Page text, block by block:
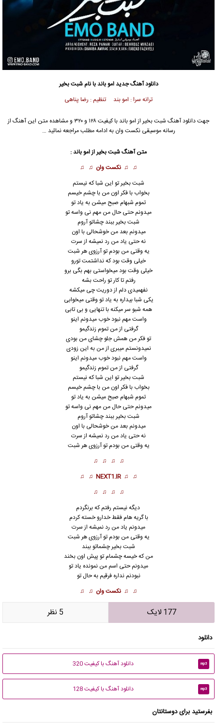
دانلود آهنگ جدیدامو باند با نام شبت بخیر
ترانه سرا : امو بند تنظیم : رضا پناهی
جهت دانلود آهنگ شبت بخیر از امو باند
با کیفیت ۱۲۸ و ۳۲۰ و مشاهده متن این آهنگ از
رسانه موسیقی نکست وان به ادامه مطلب مراجعه نمائید …
متن آهنگ شبت بخیر از امو باند :
♫ ♫ نکست وان ♫ ♫
شبت بخیر تو این شبا که نیستم
بخواب با فکر اون من با چشم خیسم
تموم شبهام صبح میشن به یاد تو
میدونم حتى حال من مهم نى واسه تو
شبت بخیر ببند چشاتو آروم
میدونم بعد من خوشحالى با اون
نه حتى یاد من رد نمیشه از سرت
یه وقتى من بودم تو آرزوى هر شبت
خیلى وقت بود که نداشتمت تورو
خیلى وقت بود میخواستى بهم بگى برو
رفتم تا کار تو راحت بشه
نفهمیدى دلم از دوریت چى میکشه
یکى شبا بیداره به یاد تو وقتى میخوابى
همه شبو سر میکنه با تنهایى و بى تابى
واست مهم نبود خوب میدونم اینو
گرفتى از من تموم زندگیمو
تو فکر من همش جلو چشاى من بودى
نمیدونستم میبرى از من به این زودى
واست مهم نبود خوب میدونم اینو
گرفتى از من تموم زندگیمو
شبت بخیر تو این شبا که نیستم
بخواب با فکر اون من با چشم خیسم
تموم شبهام صبح میشن به یاد تو
میدونم حتى حال من مهم نى واسه تو
شبت بخیر ببند چشاتو آروم
میدونم بعد من خوشحالى با اون
نه حتى یاد من رد نمیشه از سرت
یه وقتى من بودم تو آرزوى هر شبت
♫ ♫ ♫ ♫
♫ ♫
NEXT1.IR
♫ ♫
♫ ♫ ♫ ♫
دیگه نیستم رفتم که برنگردم
با گریه هام فقط خدارو خسته کردم
میدونم یاد من رد نمیشه از سرت
یه وقتى من بودم تو آرزوى هر شبت
شبت بخیر چشماتو ببند
من که خیسه چشمام تو پیش اون بخند
میدونم حتى اسم من نمونده یاد تو
نبودنم نداره فرقیم به حال تو
♫ ♫ نکست وان ♫ ♫
177 لایک 5 نظر
دانلود
mp3 دانلود آهنگ با کیفیت 320
mp3 دانلود آهنگ با کیفیت 128
بفرستید برای دوستانتان